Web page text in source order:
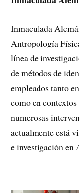
Inmaculada
Antropología
línea de
de métodos de
empleados tanto
como en
numerosas
actualmente está
e investigación en